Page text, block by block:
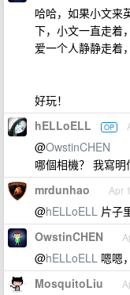
哈哈，如果小文来
下，小文一直走着
爱一个人静静走着
好玩！
hELLoELL OP
@OwstinCHEN
哪個相機？ 我寫明
mrdunhao Apr
@hELLoELL 片子
OwstinCHEN
@hELLoELL 嗯嗯
MosquitoLiu